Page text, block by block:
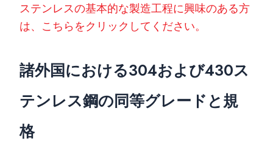
ステンレスの基本的な製造工程に興味のある方
は、こちらをクリックしてください。
諸外国における304および430ス
テンレス鋼の同等グレードと規
格